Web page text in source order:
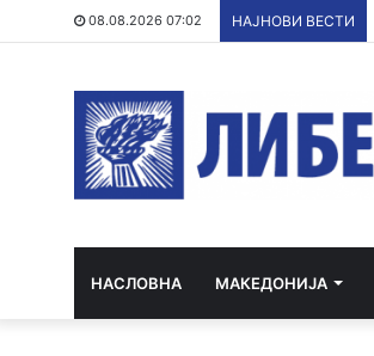
08.08.2026 07:02 НАЈНОВИ ВЕСТИ
НАСЛОВНА МАКЕДОНИЈА